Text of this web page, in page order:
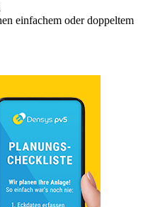
einfachem oder doppeltem